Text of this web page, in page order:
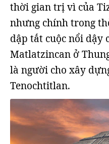
thời gian trị vì của
nhưng chính trong
dập tắt cuộc nổi dậy
Matlatzincan ở
là người cho xây
Tenochtitlan.